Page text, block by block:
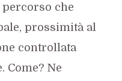
che
prossimità al
controllata
Come? Ne